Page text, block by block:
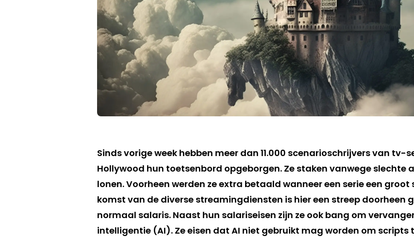
Sinds vorige week hebben meer dan 11.000 scenarioschrijvers van tv-
Hollywood hun toetsenbord opgeborgen. Ze staken vanwege slechte
lonen. Voorheen werden ze extra betaald wanneer een serie een groot
komst van de diverse streamingdiensten is hier een streep doorheen
normaal salaris. Naast hun salariseisen zijn ze ook bang om
intelligentie (AI). Ze eisen dat AI niet gebruikt mag worden om scripts